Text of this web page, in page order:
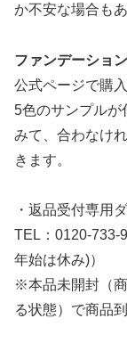
か不安な場合も
ファンデーショ
公式ページで購
5色のサンプルが
みて、合わなけ
きます。
・返品受付専用
TEL：0120-733-
年始は休み)）
※本品未開封（
る状態）で商品